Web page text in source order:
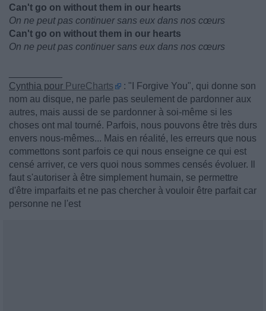
Can't go on without them in our hearts
On ne peut pas continuer sans eux dans nos cœurs
Can't go on without them in our hearts
On ne peut pas continuer sans eux dans nos cœurs
Cynthia pour PureCharts
: "I Forgive You", qui donne son
nom au disque, ne parle pas seulement de pardonner aux
autres, mais aussi de se pardonner à soi-même si les
choses ont mal tourné. Parfois, nous pouvons être très durs
envers nous-mêmes... Mais en réalité, les erreurs que nous
commettons sont parfois ce qui nous enseigne ce qui est
censé arriver, ce vers quoi nous sommes censés évoluer. Il
faut s'autoriser à être simplement humain, se permettre
d'être imparfaits et ne pas chercher à vouloir être parfait car
personne ne l'est